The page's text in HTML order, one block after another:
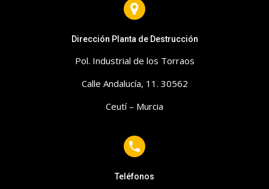
Dirección Planta de Destrucción
Pol. Industrial de los Torraos
Calle Andalucía, 11. 30562
Ceutí – Murcia
Teléfonos